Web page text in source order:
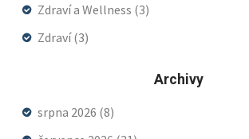
Zdraví a Wellness (3)
Zdraví(3)
Archivy
srpna 2026 (8)